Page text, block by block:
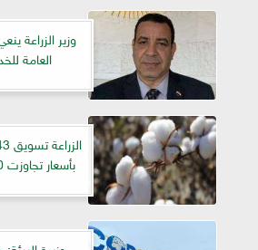
وزير الزراعة
العامة
بأسعار تجاوزت 8200 جنية للقنطار